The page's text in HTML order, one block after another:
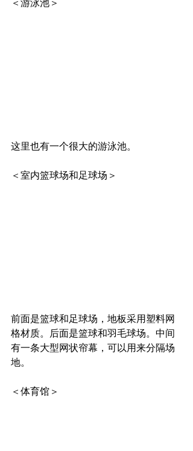
＜游泳池＞
这里也有一个很大的游泳池。
＜室内篮球场和足球场＞
前面是篮球和足球场，地板采用塑料网
格材质。后面是篮球和羽毛球场。中间
有一条大型网状帘幕，可以用来分隔场
地。
＜体育馆＞